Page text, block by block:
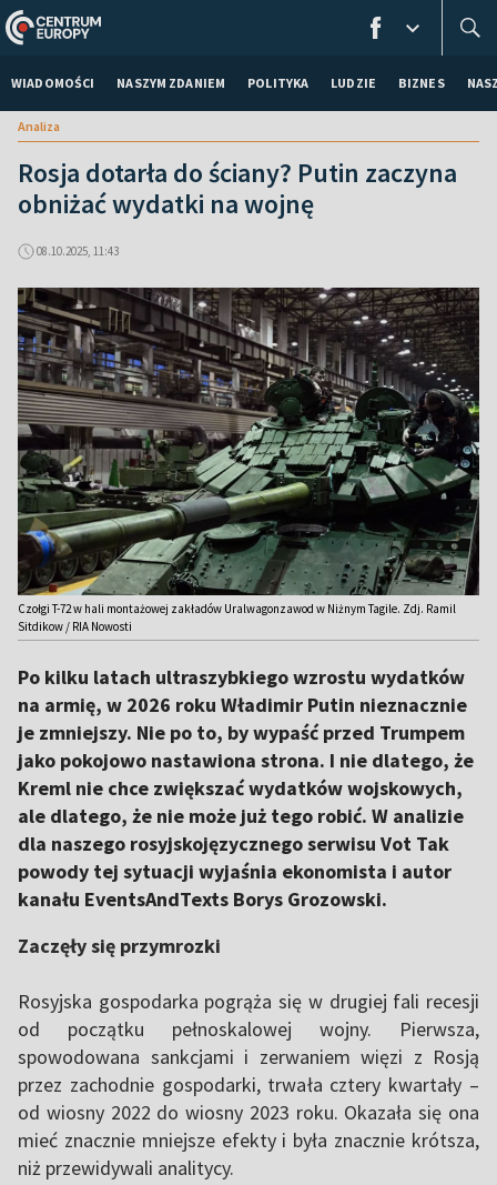
WIADOMOŚCI NASZYM ZDANIEM POLITYKA LUDZIE BIZNES
Analiza
Rosja dotarła do ściany? Putin zaczyna
obniżać wydatki na wojnę
08.10.2025, 11:43
Czołgi T-72 w hali montażowej zakładów Uralwagonzawod w Niżnym Tagile. Zdj. Ramil
Sitdikow / RIA Nowosti
Po kilku latach ultraszybkiego wzrostu wydatków
na armię, w 2026 roku Władimir Putin nieznacznie
je zmniejszy. Nie po to, by wypaść przed Trumpem
jako pokojowo nastawiona strona. I nie dlatego, że
Kreml nie chce zwiększać wydatków wojskowych,
ale dlatego, że nie może już tego robić. W analizie
dla naszego rosyjskojęzycznego serwisu Vot Tak
powody tej sytuacji wyjaśnia ekonomista i autor
kanału EventsAndTexts Borys Grozowski.
Zaczęły się przymrozki
Rosyjska gospodarka pogrąża się w drugiej fali recesji
od początku pełnoskalowej wojny. Pierwsza,
spowodowana sankcjami i zerwaniem więzi z Rosją
przez zachodnie gospodarki, trwała cztery kwartały –
od wiosny 2022 do wiosny 2023 roku. Okazała się ona
mieć znacznie mniejsze efekty i była znacznie krótsza,
niż przewidywali analitycy.